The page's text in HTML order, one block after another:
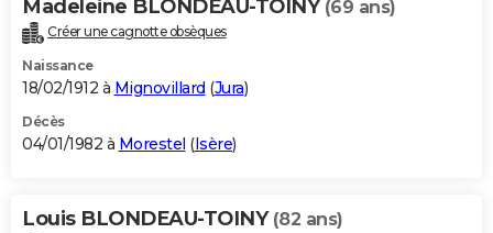
Madeleine BLONDEAU-TOINY (69 ans)
Créer une cagnotte obsèques
Naissance
18/02/1912 à Mignovillard (Jura)
Décès
04/01/1982 à Morestel (Isère)
Louis BLONDEAU-TOINY (82 ans)